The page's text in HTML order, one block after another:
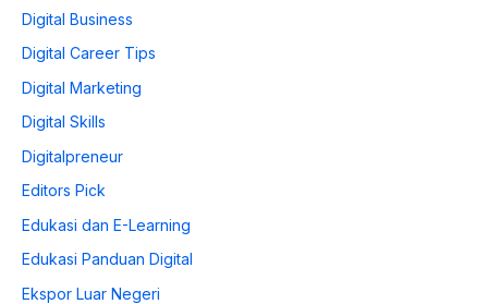
Digital Business
Digital Career Tips
Digital Marketing
Digital Skills
Digitalpreneur
Editors Pick
Edukasi dan E-Learning
Edukasi Panduan Digital
Ekspor Luar Negeri